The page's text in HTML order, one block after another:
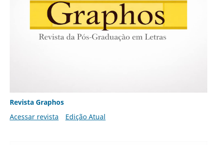
Revista Graphos
Acessar revista
Edição Atual